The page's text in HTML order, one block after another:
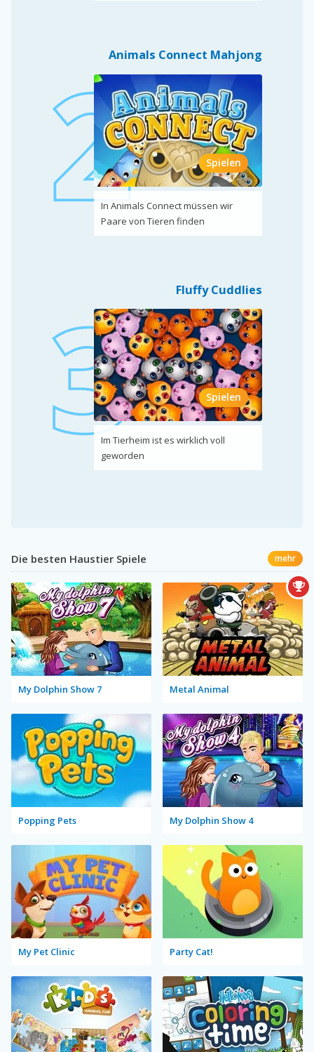
Animals Connect Mahjong
Spielen
In Animals Connect müssen wir
Paare von Tieren finden
Fluffy Cuddlies
Spielen
Im Tierheim ist es wirklich voll
geworden
Die besten Haustier Spiele mehr
My Dolphin Show 7 Metal Animal
Popping Pets My Dolphin Show 4
My Pet Clinic Party Cat!